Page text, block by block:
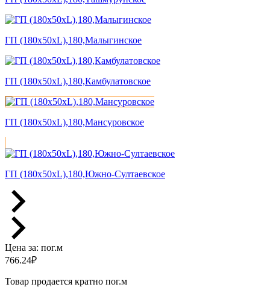
ГП (180x50xL),180,Малыгинское
ГП (180x50xL),180,Камбулатовское
ГП (180x50xL),180,Мансуровское
ГП (180x50xL),180,Южно-Султаевское
Цена за: пог.м
766.24₽
Товар продается кратно пог.м